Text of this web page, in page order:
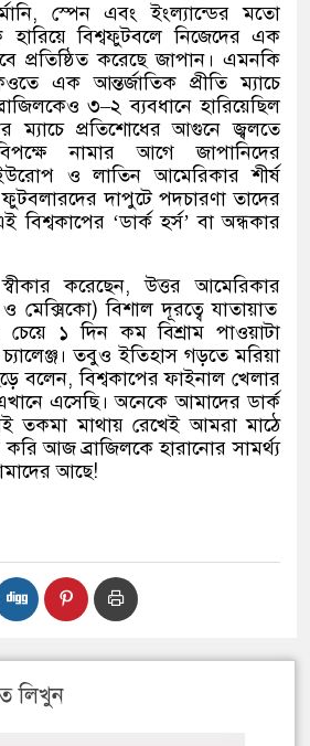
, স্পেন এবং ইংল্যান্ডের মতো
হারিয়ে বিশ্বফুটবলে নিজেদের এক
প্রতিষ্ঠিত করেছে জাপান। এমনকি
এক আন্তর্জাতিক প্রীতি ম্যাচে
৩–২ ব্যবধানে হারিয়েছিল
প্রতিশোধের আগুনে জ্বলতে
নামার আগে জাপানিদের
ইউরোপ ও লাতিন আমেরিকার শীর্ষ
দাপুটে পদচারণা তাদের
বিশ্বকাপের‘ডার্ক হর্স’বা অন্ধকার
করেছেন,উত্তর আমেরিকার
ও মেক্সিকো)বিশাল দূরত্বে যাতায়াত
চেয়ে ১ দিন কম বিশ্রাম পাওয়াটা
তবুও ইতিহাস গড়তে মরিয়া
বলেন,বিশ্বকাপের ফাইনাল খেলার
এসেছি। অনেকে আমাদের ডার্ক
তকমা মাথায় রেখেই আমরা মাঠে
আজ ব্রাজিলকে হারানোর সামর্থ্য
আছে!
লিখুন